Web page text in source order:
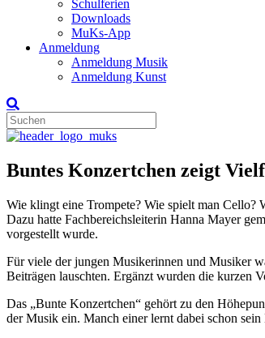
Schulferien
Downloads
MuKs-App
Anmeldung
Anmeldung Musik
Anmeldung Kunst
Buntes Konzertchen zeigt
Wie klingt eine Trompete? Wie spielt man Cello?
Dazu hatte Fachbereichsleiterin Hanna Mayer
vorgestellt wurde.
Für viele der jungen Musikerinnen und Musiker
Beiträgen lauschten. Ergänzt wurden die kurzen
Das „Bunte Konzertchen“ gehört zu den
der Musik ein. Manch einer lernt dabei schon